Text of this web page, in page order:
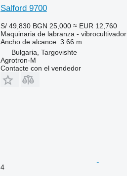
Salford 9700
S/ 49,830 BGN 25,000 ≈ EUR 12,760
Maquinaria de labranza - vibrocultivador
Ancho de alcance 3.66 m
Bulgaria, Targovishte
Agrotron-M
Contacte con el vendedor
4